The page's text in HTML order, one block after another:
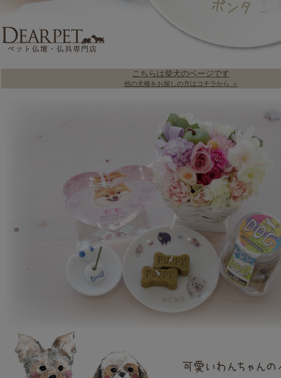
こちらは柴犬のページです
他の犬種をお探しの方はコチラから ＞